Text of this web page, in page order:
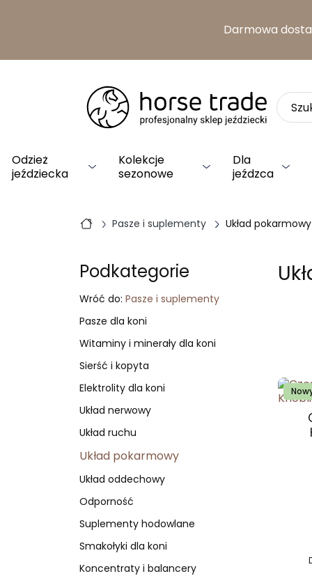
Darmowa
Odzież
jeździecka
Kolekcje
sezonowe
Dla
jeźdzca
Pasze i suplementy Układ pokarmowy
Podkategorie
Wróć do: Pasze i suplementy
Pasze dla koni
Witaminy i minerały dla koni
Sierść i kopyta
Elektrolity dla koni
Układ nerwowy
Układ ruchu
Układ pokarmowy
Układ oddechowy
Odporność
Suplementy hodowlane
Smakołyki dla koni
Koncentraty i balancery